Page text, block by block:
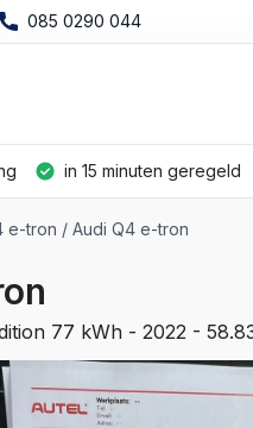
085 0290 044
in 15 minuten geregeld
e-tron Audi Q4 e-tron
77 kWh - 2022 -